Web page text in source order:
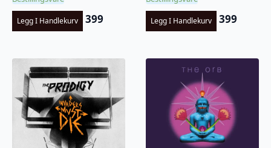
Legg I Handlekurv 399 Legg I Handlekurv 399